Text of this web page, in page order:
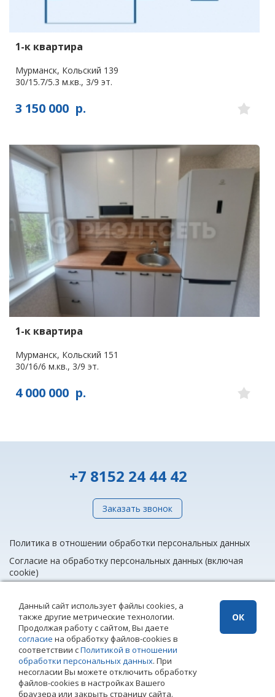
1-к квартира
Мурманск, Кольский 139
30/15.7/5.3 м.кв., 3/9 эт.
3 150 000 р.
1-к квартира
Мурманск, Кольский 151
30/16/6 м.кв., 3/9 эт.
4 000 000 р.
+7 8152 24 44 42
Заказать звонок
Политика в отношении обработки персональных данных
Согласие на обработку персональных данных (включая
cookie)
info@rieltnet.ru
© 2005 - 2026 ООО Агентство недвижимости «Риэлт» Мурманск, ул.
Полярные Зори, 20, офис 1, телефон единой линии недвижимости
(8152) 24 44 42,
Использование материалов возможно только при установке прямой
ссылки на страницу-источник. Использование сайта означает
согласие сПолитикой конфиденциальности
Данный сайт использует файлы cookies, а
также другие метрические технологии.
Продолжая работу с сайтом, Вы даете
согласие на обработку файлов-cookies в
соответствии сПолитикой в отношении
обработки персональных данных. При
несогласии Вы можете отключить обработку
файлов-cookies в настройках Вашего
браузера или закрыть страницу сайта.
ОК